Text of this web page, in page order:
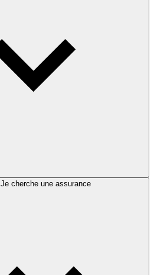
Je cherche une assurance